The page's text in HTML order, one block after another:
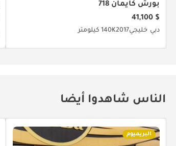
بورش كايمان 718
$ 41,100
دبي خليجي2017140K كيلومتر
الناس شاهدوا أيضا
البريميوم